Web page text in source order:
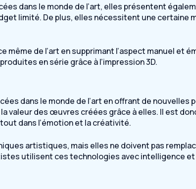
dans le monde de l’art, elles présentent
limité. De plus, elles nécessitent une certaine
même de l’art en supprimant l’aspect manuel
en série grâce à l’impression 3D.
dans le monde de l’art en offrant de
valeur des œuvres créées grâce à elles. Il est
dans l’émotion et la créativité.
artistiques, mais elles ne doivent pas
utilisent ces technologies avec intelligence